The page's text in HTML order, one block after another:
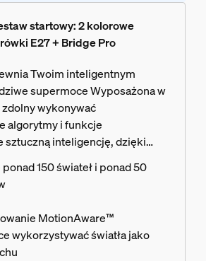
startowy: 2 kolorowe
E27 + Bridge Pro
Twoim inteligentnym
supermoce Wyposażona w
wykonywać
algorytmy i funkcje
sztuczną inteligencję, dzięki
i ma znacznie większe
rozwiązania. Dzięki
White and Color
zmienisz nastrój w każdym
wyjątkową atmosferę.
150 świateł i ponad 50
MotionAware™
wykorzystywać światła jako